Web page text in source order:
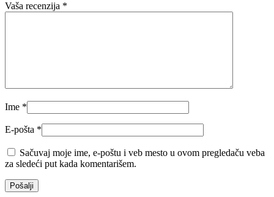
Vaša recenzija *
Ime *
E-pošta *
Sačuvaj moje ime, e-poštu i veb mesto u ovom pregledaču veba
za sledeći put kada komentarišem.